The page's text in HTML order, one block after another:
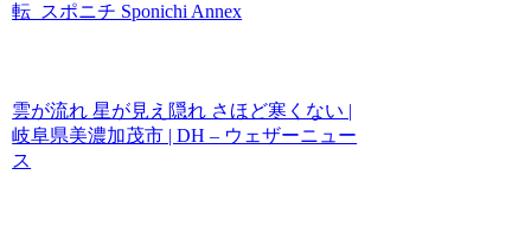
転 スポニチ Sponichi Annex
雲が流れ 星が見え隠れ さほど寒くない |
岐阜県美濃加茂市 | DH – ウェザーニュー
ス